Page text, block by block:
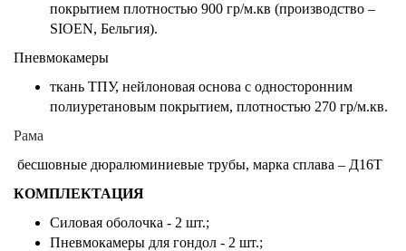
покрытием плотностью 900 гр/м.кв (производство –
SIOEN, Бельгия).
Пневмокамеры
ткань ТПУ, нейлоновая основа с односторонним
полиуретановым покрытием, плотностью 270 гр/м.кв.
Рама
бесшовные дюралюминиевые трубы, марка сплава – Д16Т
КОМПЛЕКТАЦИЯ
Силовая оболочка - 2 шт.;
Пневмокамеры для гондол - 2 шт.;